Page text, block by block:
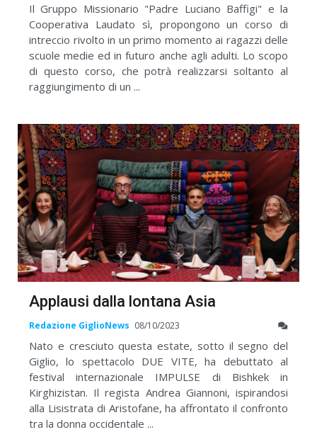
Il Gruppo Missionario "Padre Luciano Baffigi" e la
Cooperativa Laudato sì, propongono un corso di
intreccio rivolto in un primo momento ai ragazzi delle
scuole medie ed in futuro anche agli adulti. Lo scopo
di questo corso, che potrà realizzarsi soltanto al
raggiungimento di un ...
Applausi dalla lontana Asia
Redazione GiglioNews 08/10/2023
Nato e cresciuto questa estate, sotto il segno del
Giglio, lo spettacolo DUE VITE, ha debuttato al
festival internazionale IMPULSE di Bishkek in
Kirghizistan. Il regista Andrea Giannoni, ispirandosi
alla Lisistrata di Aristofane, ha affrontato il confronto
tra la donna occidentale ...